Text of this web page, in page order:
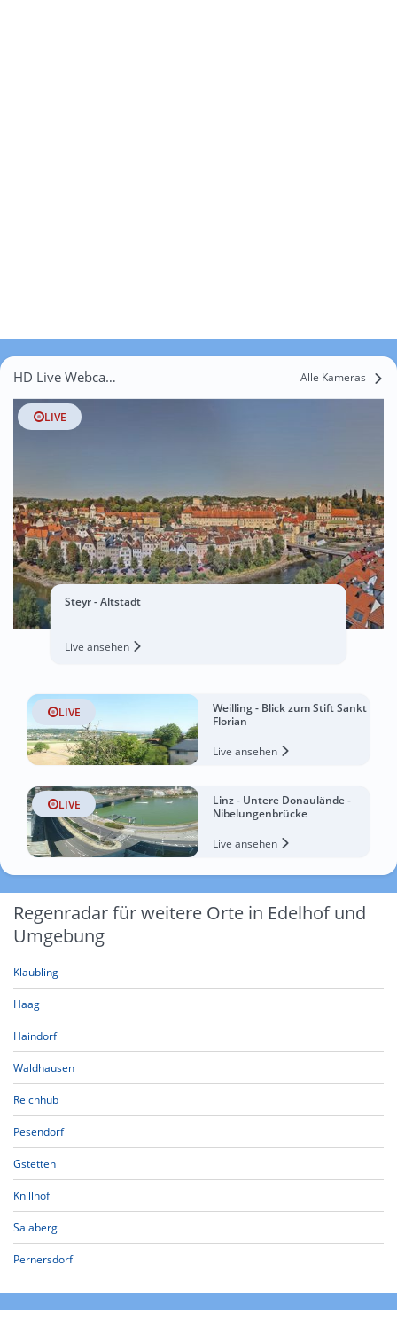
HD Live Webcams Edelhof Alle Kameras
LIVE
Steyr - Altstadt
Live ansehen
LIVE
Weilling - Blick zum Stift Sankt
Florian
Live ansehen
LIVE
Linz - Untere Donaulände -
Nibelungenbrücke
Live ansehen
Regenradar für weitere Orte in Edelhof und
Umgebung
Klaubling
Haag
Haindorf
Waldhausen
Reichhub
Pesendorf
Gstetten
Knillhof
Salaberg
Pernersdorf